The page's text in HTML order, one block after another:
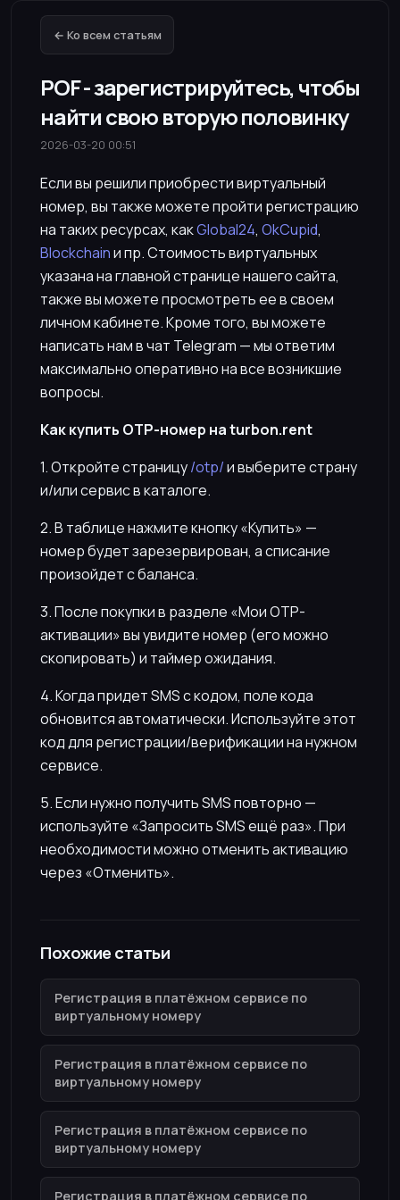
← Ко всем статьям
POF - зарегистрируйтесь, чтобы
найти свою вторую половинку
2026-03-20 00:51
Если вы решили приобрести виртуальный
номер, вы также можете пройти регистрацию
на таких ресурсах, какGlobal24, OkCupid,
Blockchainи пр. Стоимость виртуальных
указана на главной странице нашего сайта,
также вы можете просмотреть ее в своем
личном кабинете. Кроме того, вы можете
написать нам в чат Telegram — мы ответим
максимально оперативно на все возникшие
вопросы.
Как купить OTP-номер на turbon.rent
1. Откройте страницу/otp/и выберите страну
и/или сервис в каталоге.
2. В таблице нажмите кнопку «Купить» —
номер будет зарезервирован, а списание
произойдет с баланса.
3. После покупки в разделе «Мои OTP-
активации» вы увидите номер (его можно
скопировать) и таймер ожидания.
4. Когда придет SMS с кодом, поле кода
обновится автоматически. Используйте этот
код для регистрации/верификации на нужном
сервисе.
5. Если нужно получить SMS повторно —
используйте «Запросить SMS ещё раз». При
необходимости можно отменить активацию
через «Отменить».
Похожие статьи
Регистрация в платёжном сервисе по
виртуальному номеру
Регистрация в платёжном сервисе по
виртуальному номеру
Регистрация в платёжном сервисе по
виртуальному номеру
Регистрация в платёжном сервисе по